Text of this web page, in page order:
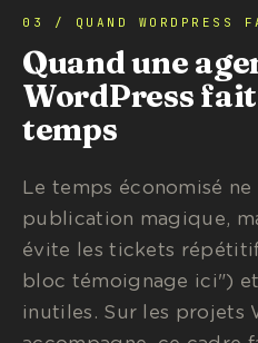
03 / QUAND WORDPRESS
Quand une
WordPress
temps
Le temps économisé ne
publication magique,
évite les tickets
bloc témoignage ici")
inutiles. Sur les projets